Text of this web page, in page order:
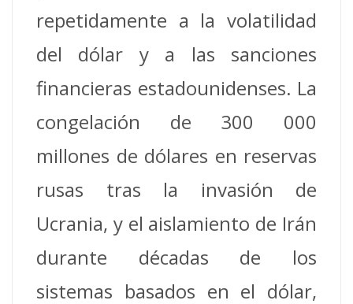
repetidamente a la volatilidad
del dólar y a las sanciones
financieras estadounidenses. La
congelación de 300 000
millones de dólares en reservas
rusas tras la invasión de
Ucrania, y el aislamiento de Irán
durante décadas de los
sistemas basados en el dólar,